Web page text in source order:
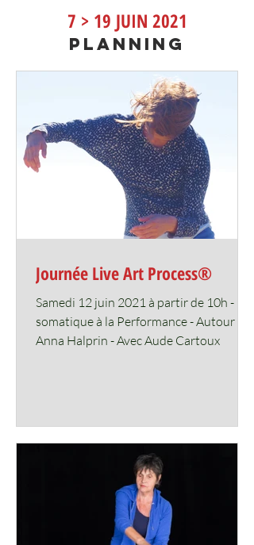
7 > 19 JUIN 2021
Planning
Journée Live Art Process®
Samedi 12 juin 2021 à partir de 10h - ​​Du
somatique à la Performance - Autour de
Anna Halprin - Avec Aude Cartoux